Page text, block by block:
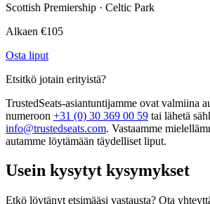
Scottish Premiership · Celtic Park
Alkaen €105
Osta liput
Etsitkö jotain erityistä?
TrustedSeats-asiantuntijamme ovat valmiina
numeroon +31 (0) 30 369 00 59 tai lähetä
info@trustedseats.com. Vastaamme
autamme löytämään täydelliset liput.
Usein kysytyt kysymykset
Etkö löytänyt etsimääsi vastausta? Ota